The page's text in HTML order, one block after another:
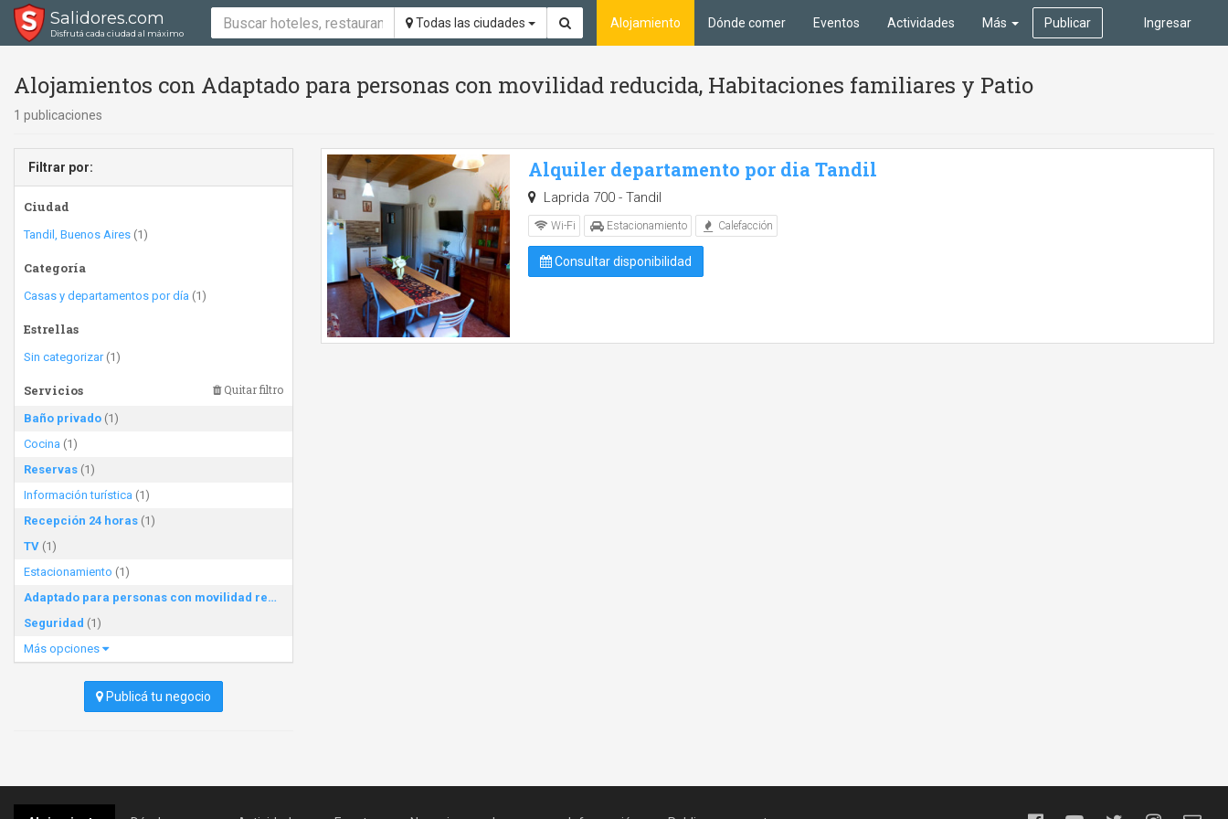
Salidores.com
Disfrutá cada ciudad al máximo
Todas las ciudades Ingresar
Alojamiento Dónde comer Eventos Actividades Más Publicar
Alojamientos con Adaptado para personas con movilidad reducida, Habitaciones familiares y Patio
1 publicaciones
Filtrar por:
Ciudad
Tandil, Buenos Aires (1)
Categoría
Casas y departamentos por día (1)
Estrellas
Sin categorizar(1)
Servicios Quitar filtro
Baño privado (1)
Cocina (1)
Reservas (1)
Información turística (1)
Recepción 24 horas (1)
TV (1)
Estacionamiento (1)
Adaptado para personas con movilidad reducida
Seguridad (1)
Más opciones
Publicá tu negocio
Alquiler departamento por dia Tandil
Laprida 700 - Tandil
Wi-Fi Estacionamiento Calefacción
Consultar disponibilidad